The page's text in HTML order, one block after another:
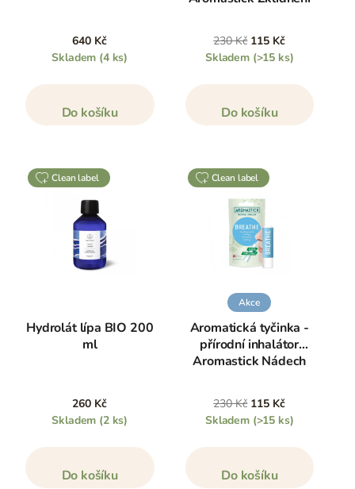
640 Kč
Skladem (4 ks)
Do košíku
230 Kč 115 Kč
Skladem (>15 ks)
Do košíku
clean label
Hydrolát lípa BIO 200
ml
260 Kč
Skladem (2 ks)
Do košíku
clean label
Akce
Aromatická tyčinka -
přírodní inhalátor
Aromastick Nádech
230 Kč 115 Kč
Skladem (>15 ks)
Do košíku